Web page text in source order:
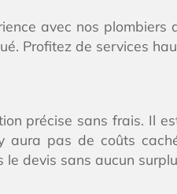
avec nos
Profitez de services
précise sans frais. Il
aura pas de coûts
devis sans aucun